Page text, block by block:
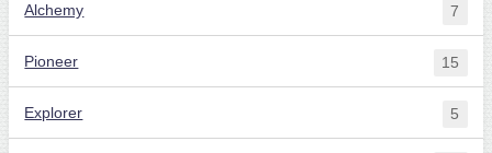
Alchemy 7
Pioneer 15
Explorer 5